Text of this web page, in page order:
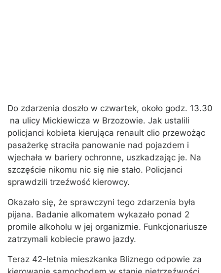
Do zdarzenia doszło w czwartek, około godz. 13.30
na ulicy Mickiewicza w Brzozowie. Jak ustalili
policjanci kobieta kierująca renault clio przewożąc
pasażerkę straciła panowanie nad pojazdem i
wjechała w bariery ochronne, uszkadzając je. Na
szczęście nikomu nic się nie stało. Policjanci
sprawdzili trzeźwość kierowcy.
Okazało się, że sprawczyni tego zdarzenia była
pijana. Badanie alkomatem wykazało ponad 2
promile alkoholu w jej organizmie. Funkcjonariusze
zatrzymali kobiecie prawo jazdy.
Teraz 42-letnia mieszkanka Bliznego odpowie za